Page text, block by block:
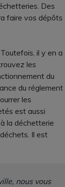
Des
faire vos dépôts
il y en a
les
du
du réglement
les
est aussi
la déchetterie
Il est
nous vous